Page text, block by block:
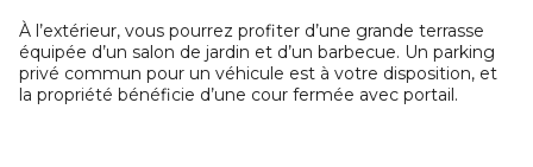
À l’extérieur, vous pourrez profiter d’une grande terrasse
équipée d’un salon de jardin et d’un barbecue. Un parking
privé commun pour un véhicule est à votre disposition, et
la propriété bénéficie d’une cour fermée avec portail.